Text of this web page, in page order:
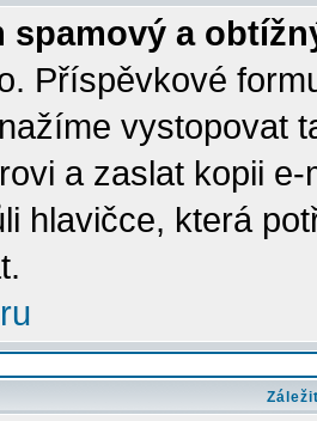
spamový a
Příspěvkové
vystopovat
a zaslat kopii
hlavičce, která